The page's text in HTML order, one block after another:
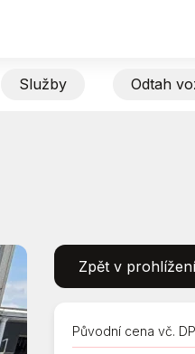
Služby Odtah
Zpět v prohlížení
Původní cena vč.